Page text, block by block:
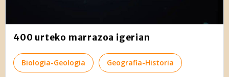
400 urteko marrazoa igerian
Biologia-Geologia Geografia-Historia